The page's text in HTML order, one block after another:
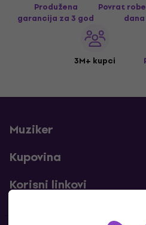
Produžena
garancija za 3 god
Povrat
dana
3M+ kupci
Muziker
Kupovina
Korisni linkovi